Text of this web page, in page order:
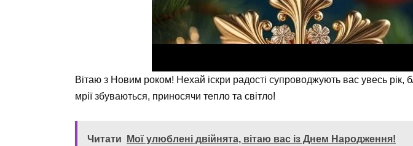
Вітаю з Новим роком! Нехай іскри радості супроводжують вас увесь рік,
мрії збуваються, приносячи тепло та світло!
Читати Мої улюблені двійнята, вітаю вас із Днем Народження!